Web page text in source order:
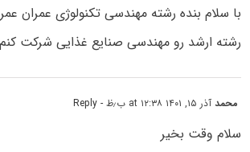
با سلام بنده رشته مهندسی تکنولوژی عمران
رشته ارشد رو مهندسی صنایع غذایی شرکت کنم
محمدآذر ۱۵, ۱۴۰۱ at ۱۲:۳۸ ب٫ظ - Reply
سلام وقت بخیر